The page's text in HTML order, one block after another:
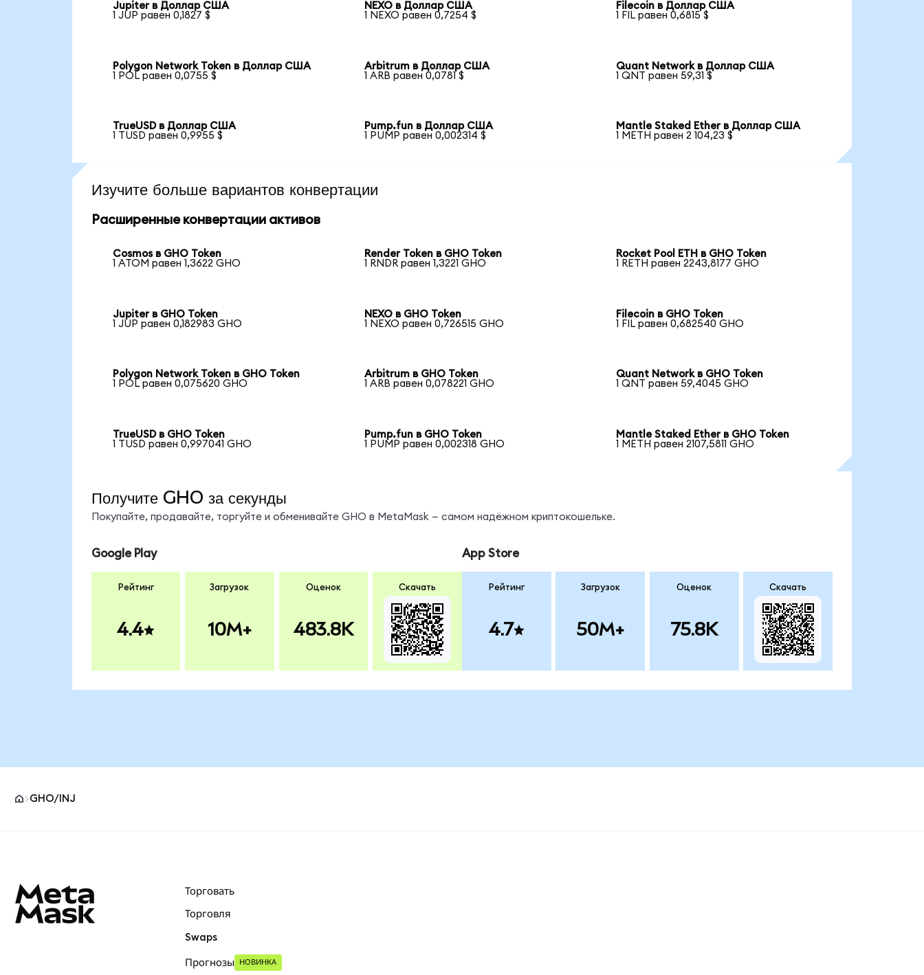
Jupiter в Доллар США
1 JUP равен 0,1827 $
NEXO в Доллар США
1 NEXO равен 0,7254 $
Filecoin в Доллар США
1 FIL равен 0,6815 $
Polygon Network Token в Доллар США
1 POL равен 0,0755 $
Arbitrum в Доллар США
1 ARB равен 0,0781 $
Quant Network в Доллар США
1 QNT равен 59,31 $
TrueUSD в Доллар США
1 TUSD равен 0,9955 $
Pump.fun в Доллар США
1 PUMP равен 0,002314 $
Mantle Staked Ether в Доллар США
1 METH равен 2 104,23 $
Изучите больше вариантов конвертации
Расширенные конвертации активов
Cosmos в GHO Token
1 ATOM равен 1,3622 GHO
Render Token в GHO Token
1 RNDR равен 1,3221 GHO
Rocket Pool ETH в GHO Token
1 RETH равен 2243,8177 GHO
Jupiter в GHO Token
1 JUP равен 0,182983 GHO
NEXO в GHO Token
1 NEXO равен 0,726515 GHO
Filecoin в GHO Token
1 FIL равен 0,682540 GHO
Polygon Network Token в GHO Token
1 POL равен 0,075620 GHO
Arbitrum в GHO Token
1 ARB равен 0,078221 GHO
Quant Network в GHO Token
1 QNT равен 59,4045 GHO
TrueUSD в GHO Token
1 TUSD равен 0,997041 GHO
Pump.fun в GHO Token
1 PUMP равен 0,002318 GHO
Mantle Staked Ether в GHO Token
1 METH равен 2107,5811 GHO
Получите GHO за секунды
Покупайте, продавайте, торгуйте и обменивайте GHO в MetaMask — самом надёжном криптокошельке.
Google Play
Рейтинг
4.4
Загрузок
10M+
Оценок
483.8K
Скачать
App Store
Рейтинг
4.7
Загрузок
50M+
Оценок
75.8K
Скачать
GHO/INJ
Торговать
Торговля
Swaps
Прогнозы НОВИНКА